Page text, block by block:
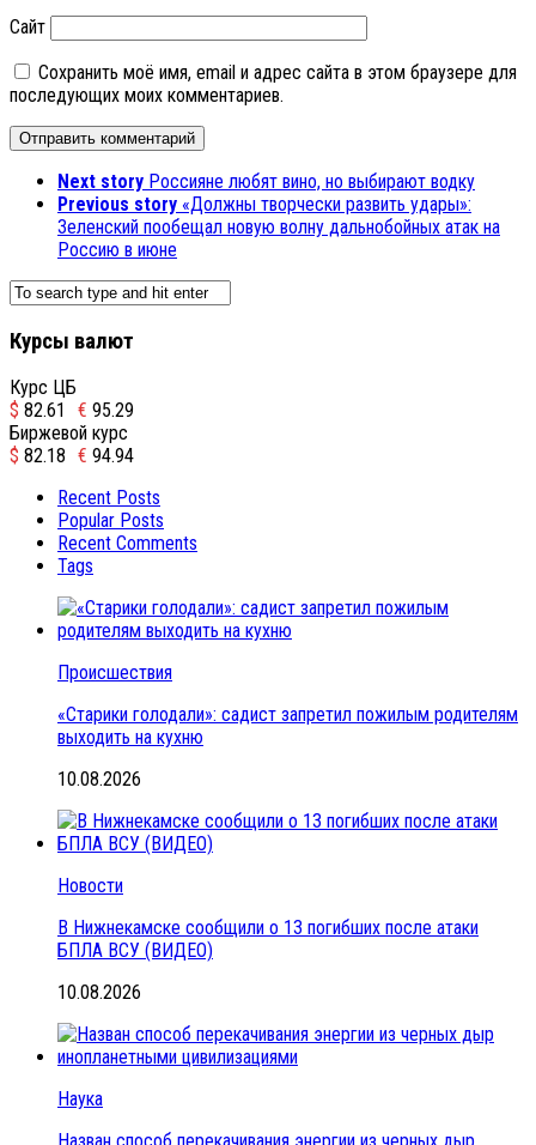
Сайт
Сохранить моё имя, email и адрес сайта в этом браузере для
последующих моих комментариев.
Next story Россияне любят вино, но выбирают водку
Previous story «Должны творчески развить удары»:
Зеленский пообещал новую волну дальнобойных атак на
Россию в июне
Курсы валют
Курс ЦБ
$ 82.61 € 95.29
Биржевой курс
$ 82.18 € 94.94
Recent Posts
Popular Posts
Recent Comments
Tags
Происшествия
«Старики голодали»: садист запретил пожилым родителям
выходить на кухню
10.08.2026
Новости
В Нижнекамске сообщили о 13 погибших после атаки
БПЛА ВСУ (ВИДЕО)
10.08.2026
Наука